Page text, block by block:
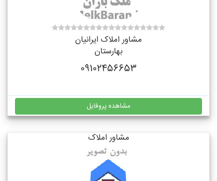
مشاور املاک ایرانیان
بهارستان
09102456653
مشاهده پروفایل
مشاور املاک